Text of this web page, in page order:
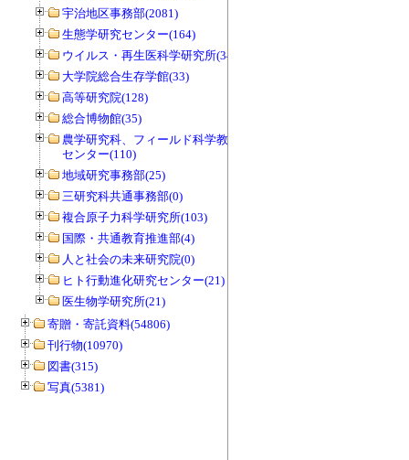
宇治地区事務部(2081)
生態学研究センター(164)
ウイルス・再生医科学研究所(34)
大学院総合生存学館(33)
高等研究院(128)
総合博物館(35)
農学研究科、フィールド科学教育研究
センター(110)
地域研究事務部(25)
三研究科共通事務部(0)
複合原子力科学研究所(103)
国際・共通教育推進部(4)
人と社会の未来研究院(0)
ヒト行動進化研究センター(21)
医生物学研究所(21)
寄贈・寄託資料(54806)
刊行物(10970)
図書(315)
写真(5381)